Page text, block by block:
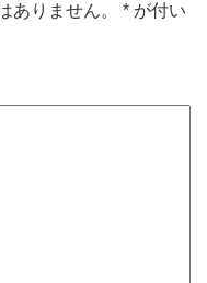
ありません。 * が付い